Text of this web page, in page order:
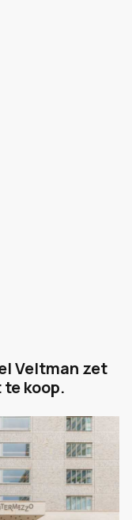
Veltman zet
koop.